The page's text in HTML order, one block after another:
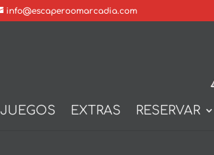
info@escaperoomarcadia.com
JUEGOS EXTRAS RESERVAR